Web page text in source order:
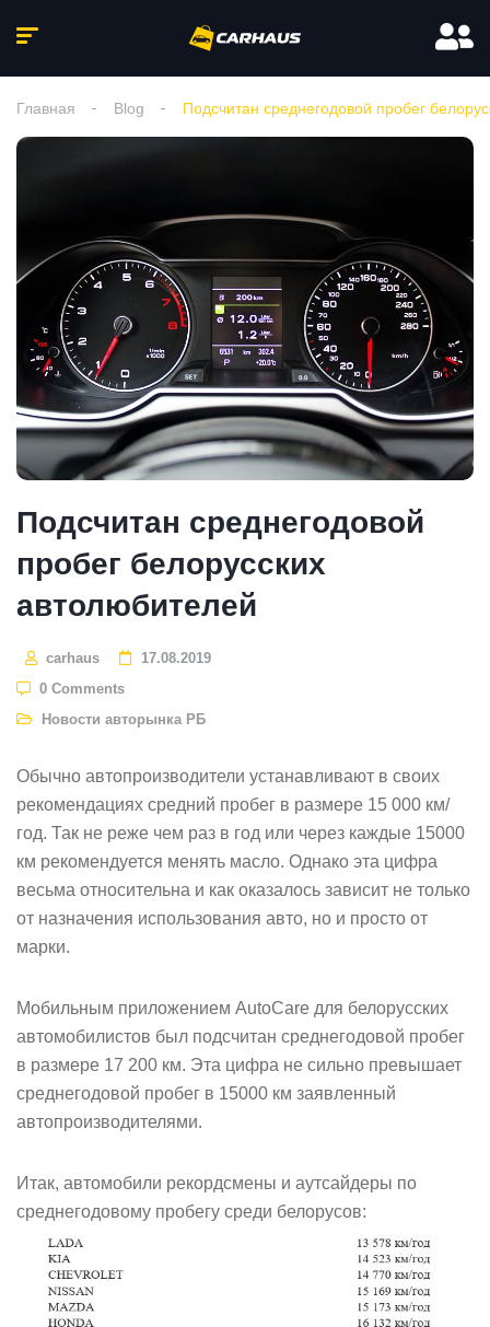
Главная Blog Подсчитан среднегодовой пробег
Подсчитан среднегодовой
пробег белорусских
автолюбителей
carhaus
17.08.2019
0 Comments
Новости авторынка РБ
Обычно автопроизводители устанавливают в своих
рекомендациях средний пробег в размере 15 000 км/
год. Так не реже чем раз в год или через каждые 15000
км рекомендуется менять масло. Однако эта цифра
весьма относительна и как оказалось зависит не только
от назначения использования авто, но и просто от
марки.
Мобильным приложением AutoCare для белорусских
автомобилистов был подсчитан среднегодовой пробег
в размере 17 200 км. Эта цифра не сильно превышает
среднегодовой пробег в 15000 км заявленный
автопроизводителями.
Итак, автомобили рекордсмены и аутсайдеры по
среднегодовому пробегу среди белорусов: